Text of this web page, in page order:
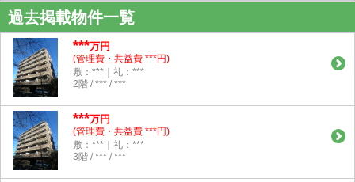
過去掲載物件一覧
***万円
(管理費・共益費 ***円)
敷：***｜礼：***
2階 / *** / ***
***万円
(管理費・共益費 ***円)
敷：***｜礼：***
3階 / *** / ***